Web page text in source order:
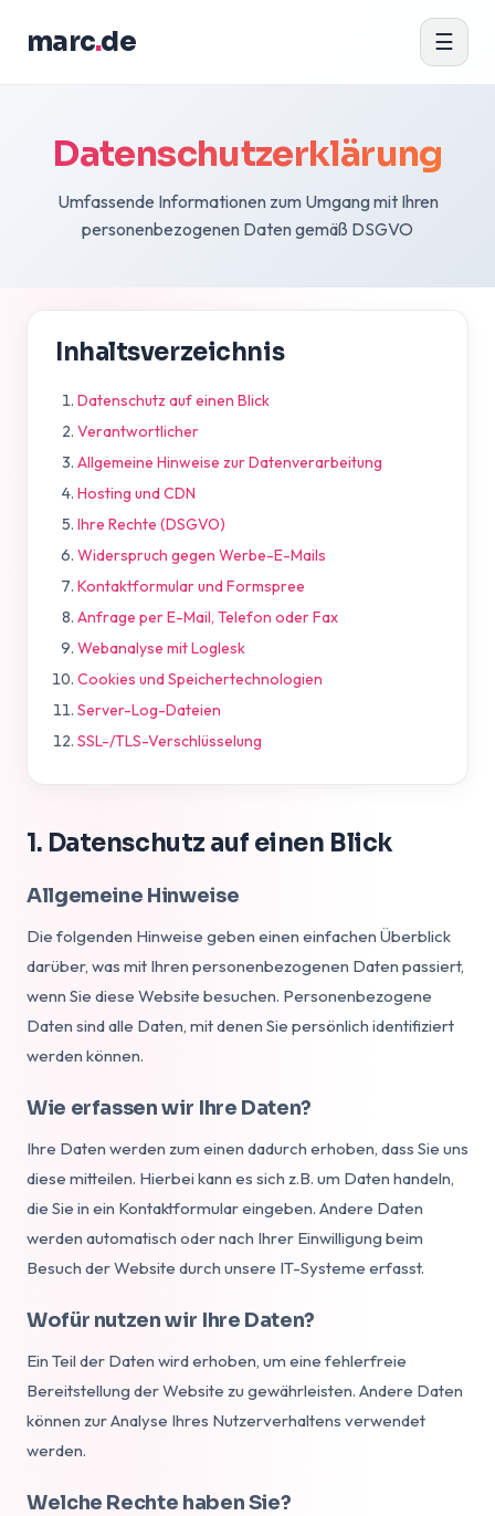
marc.de ☰
Datenschutzerklärung
Umfassende Informationen zum Umgang mit Ihren
personenbezogenen Daten gemäß DSGVO
Inhaltsverzeichnis
Datenschutz auf einen Blick
Verantwortlicher
Allgemeine Hinweise zur Datenverarbeitung
Hosting und CDN
Ihre Rechte (DSGVO)
Widerspruch gegen Werbe-E-Mails
Kontaktformular und Formspree
Anfrage per E-Mail, Telefon oder Fax
Webanalyse mit Loglesk
Cookies und Speichertechnologien
Server-Log-Dateien
SSL-/TLS-Verschlüsselung
1. Datenschutz auf einen Blick
Allgemeine Hinweise
Die folgenden Hinweise geben einen einfachen Überblick
darüber, was mit Ihren personenbezogenen Daten passiert,
wenn Sie diese Website besuchen. Personenbezogene
Daten sind alle Daten, mit denen Sie persönlich identifiziert
werden können.
Wie erfassen wir Ihre Daten?
Ihre Daten werden zum einen dadurch erhoben, dass Sie uns
diese mitteilen. Hierbei kann es sich z.B. um Daten handeln,
die Sie in ein Kontaktformular eingeben. Andere Daten
werden automatisch oder nach Ihrer Einwilligung beim
Besuch der Website durch unsere IT-Systeme erfasst.
Wofür nutzen wir Ihre Daten?
Ein Teil der Daten wird erhoben, um eine fehlerfreie
Bereitstellung der Website zu gewährleisten. Andere Daten
können zur Analyse Ihres Nutzerverhaltens verwendet
werden.
Welche Rechte haben Sie?